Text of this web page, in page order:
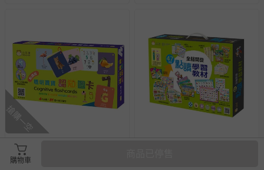
搶購一空
滿1499元贈好禮
聰明寶寶認知圖卡(點讀版)~中
英雙面-共50張中英雙語雙面圖
購物車